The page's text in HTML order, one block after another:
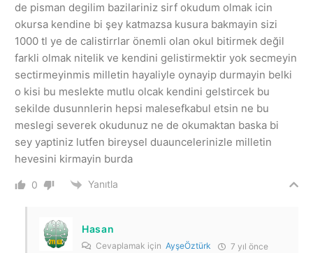
de pisman degilim bazilariniz sirf okudum olmak icin
okursa kendine bi şey katmazsa kusura bakmayin sizi
1000 tl ye de calistirrlar önemli olan okul bitirmek değil
farkli olmak nitelik ve kendini gelistirmektir yok secmeyin
sectirmeyinmis milletin hayaliyle oynayip durmayin belki
o kisi bu meslekte mutlu olcak kendini gelstircek bu
sekilde dusunnlerin hepsi malesefkabul etsin ne bu
meslegi severek okudunuz ne de okumaktan baska bi
sey yaptiniz lutfen bireysel duauncelerinizle milletin
hevesini kirmayin burda
0 Yanıtla
Hasan
Cevaplamak için AyşeÖztürk 7 yıl önce